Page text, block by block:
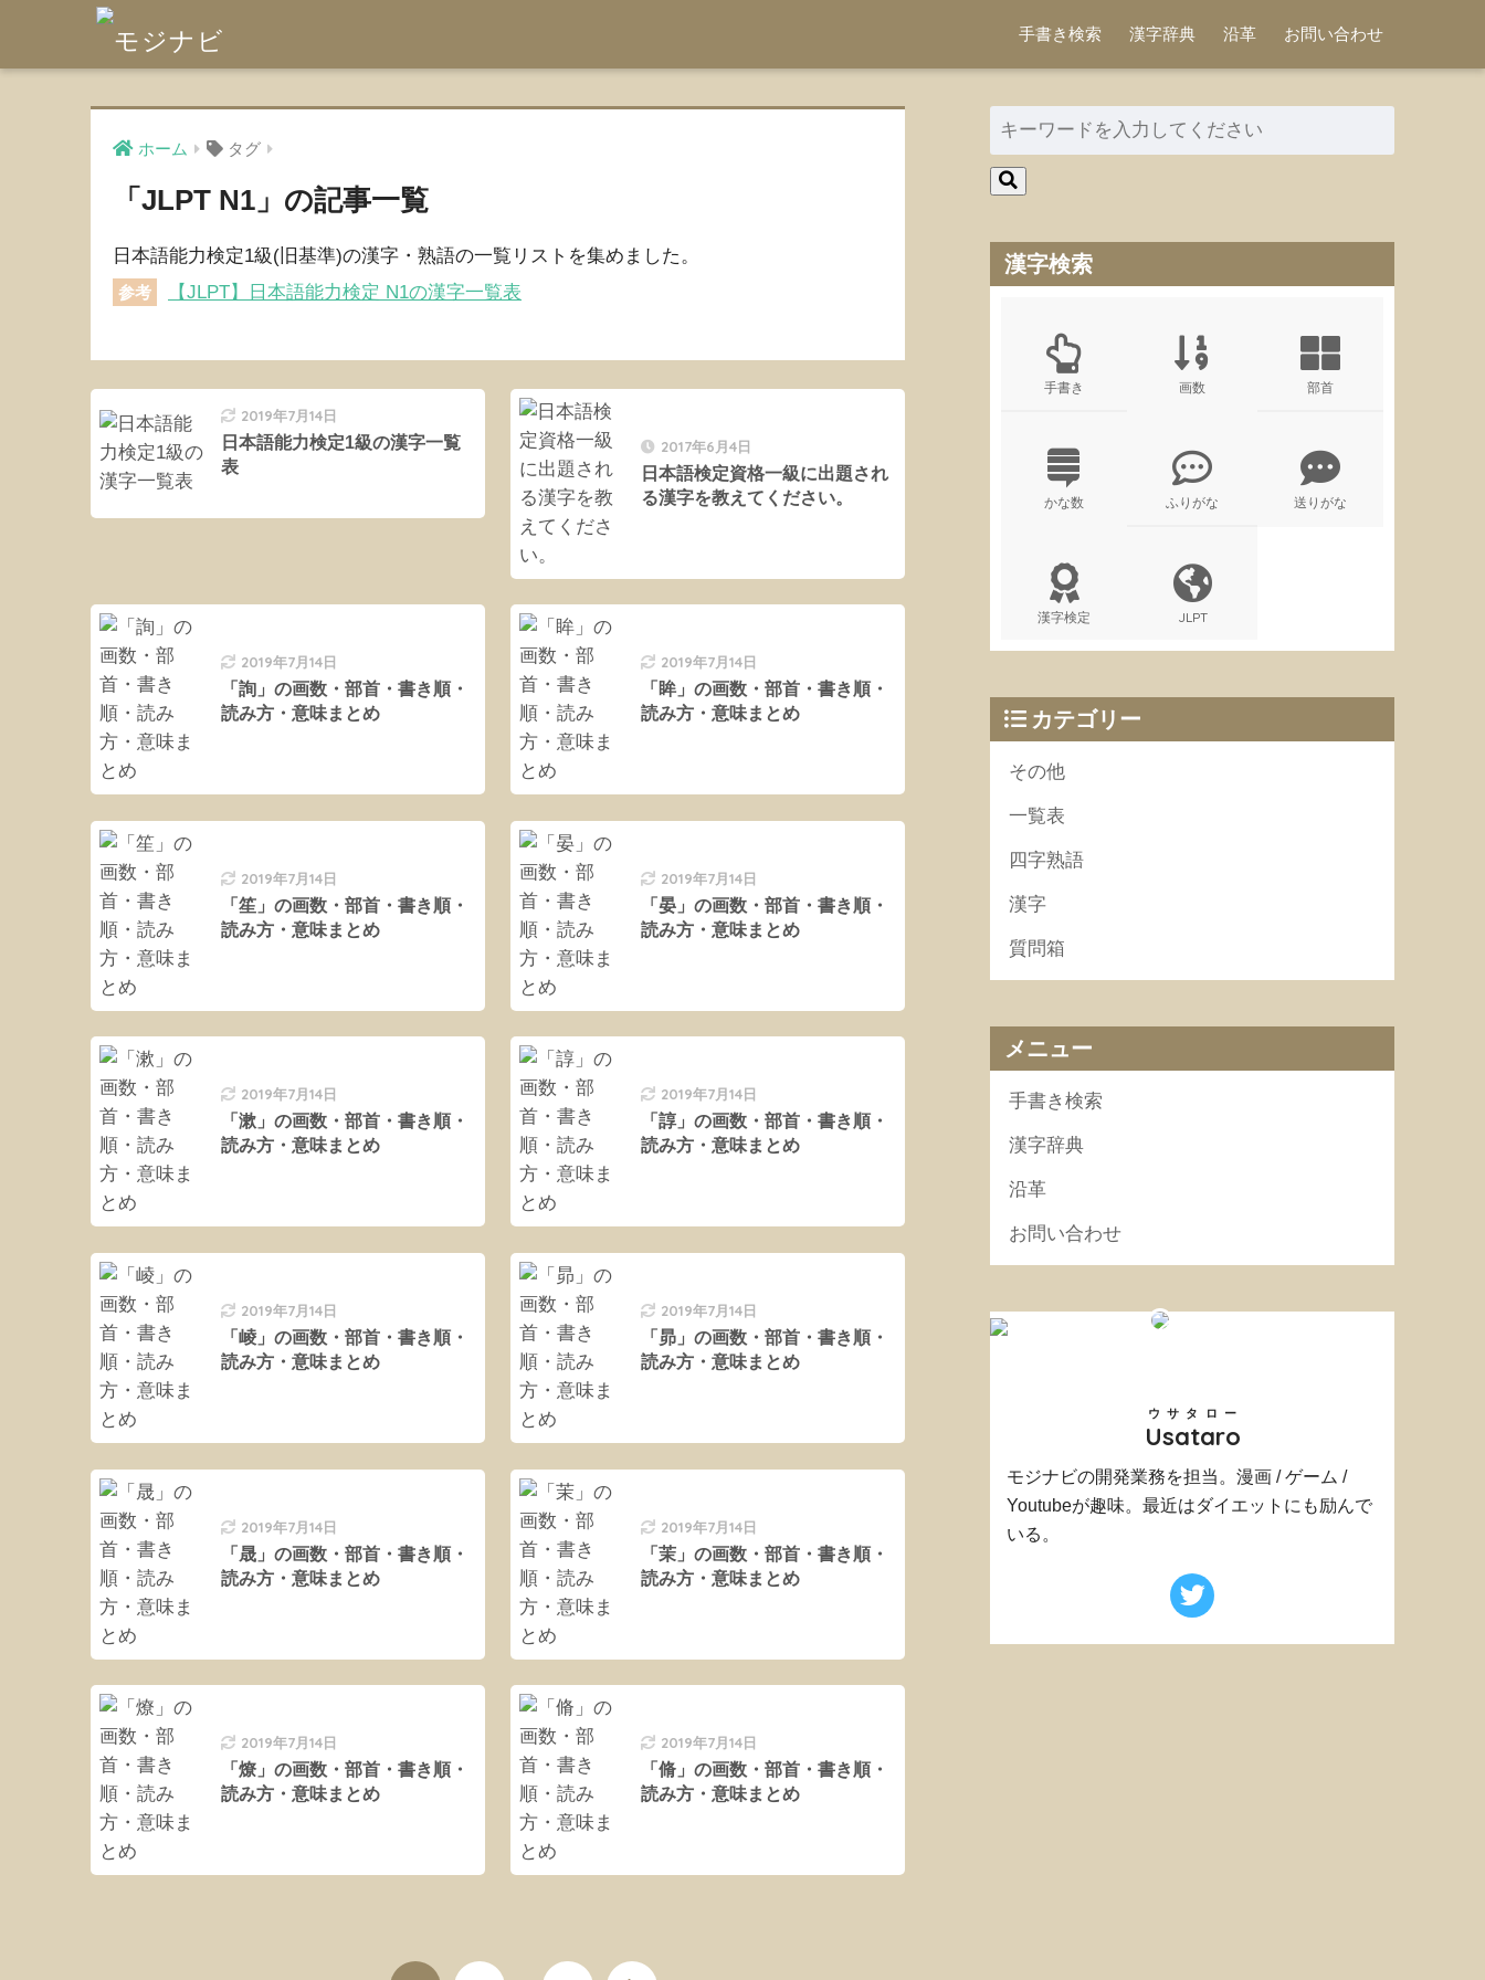
手書き検索 漢字辞典 沿革 お問い合わせ
ホーム タグ
「JLPT N1」の記事一覧
日本語能力検定1級(旧基準)の漢字・熟語の一覧リストを集めました。
参考 【JLPT】日本語能力検定 N1の漢字一覧表
2019年7月14日
日本語能力検定1級の漢字一覧
表
2017年6月4日
日本語検定資格一級に出題され
る漢字を教えてください。
2019年7月14日
「詢」の画数・部首・書き順・
読み方・意味まとめ
2019年7月14日
「眸」の画数・部首・書き順・
読み方・意味まとめ
2019年7月14日
「笙」の画数・部首・書き順・
読み方・意味まとめ
2019年7月14日
「晏」の画数・部首・書き順・
読み方・意味まとめ
2019年7月14日
「漱」の画数・部首・書き順・
読み方・意味まとめ
2019年7月14日
「諄」の画数・部首・書き順・
読み方・意味まとめ
2019年7月14日
「崚」の画数・部首・書き順・
読み方・意味まとめ
2019年7月14日
「昴」の画数・部首・書き順・
読み方・意味まとめ
2019年7月14日
「晟」の画数・部首・書き順・
読み方・意味まとめ
2019年7月14日
「茉」の画数・部首・書き順・
読み方・意味まとめ
2019年7月14日
「燎」の画数・部首・書き順・
読み方・意味まとめ
2019年7月14日
「脩」の画数・部首・書き順・
読み方・意味まとめ
漢字検索
手書き 画数 部首
かな数 ふりがな 送りがな
漢字検定 JLPT
カテゴリー
その他
一覧表
四字熟語
漢字
質問箱
メニュー
手書き検索
漢字辞典
沿革
お問い合わせ
Usataro
ウサタロー
モジナビの開発業務を担当。漫画 / ゲーム /
Youtubeが趣味。最近はダイエットにも励んで
いる。